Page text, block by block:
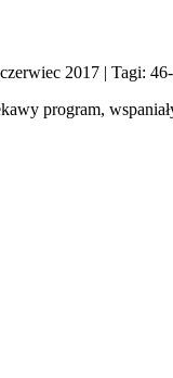
2017 | Tagi:
program,